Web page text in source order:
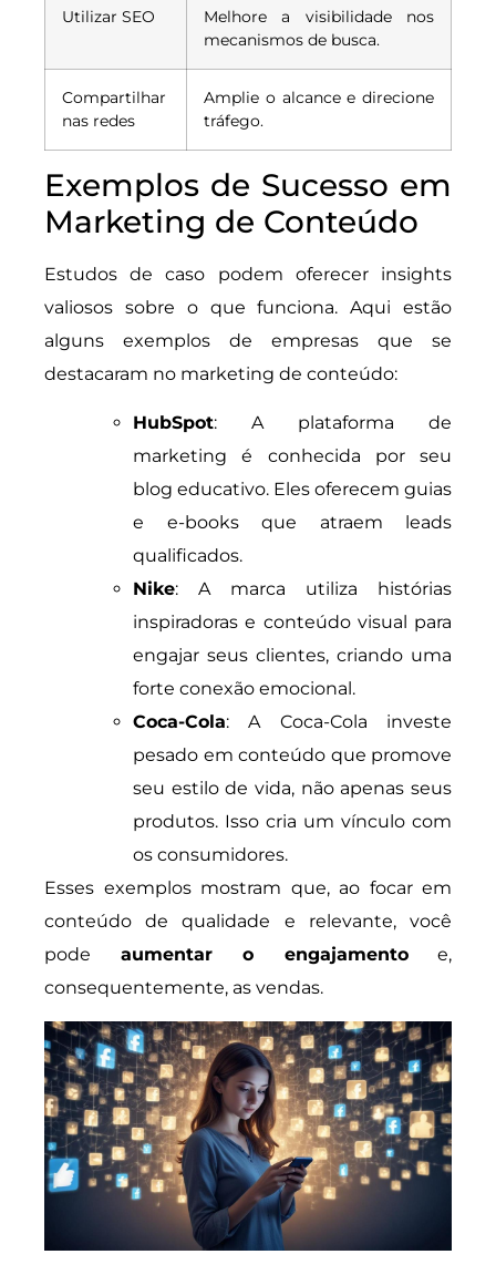
Utilizar SEO
Melhore a visibilidade nos
mecanismos de busca.
Compartilhar
nas redes
Amplie o alcance e direcione
tráfego.
Exemplos de Sucesso em
Marketing de Conteúdo
Estudos de caso podem oferecer insights
valiosos sobre o que funciona. Aqui estão
alguns exemplos de empresas que se
destacaram no marketing de conteúdo:
HubSpot: A plataforma de
marketing é conhecida por seu
blog educativo. Eles oferecem guias
e e-books que atraem leads
qualificados.
Nike: A marca utiliza histórias
inspiradoras e conteúdo visual para
engajar seus clientes, criando uma
forte conexão emocional.
Coca-Cola: A Coca-Cola investe
pesado em conteúdo que promove
seu estilo de vida, não apenas seus
produtos. Isso cria um vínculo com
os consumidores.
Esses exemplos mostram que, ao focar em
conteúdo de qualidade e relevante, você
pode aumentar o engajamentoe,
consequentemente, as vendas.